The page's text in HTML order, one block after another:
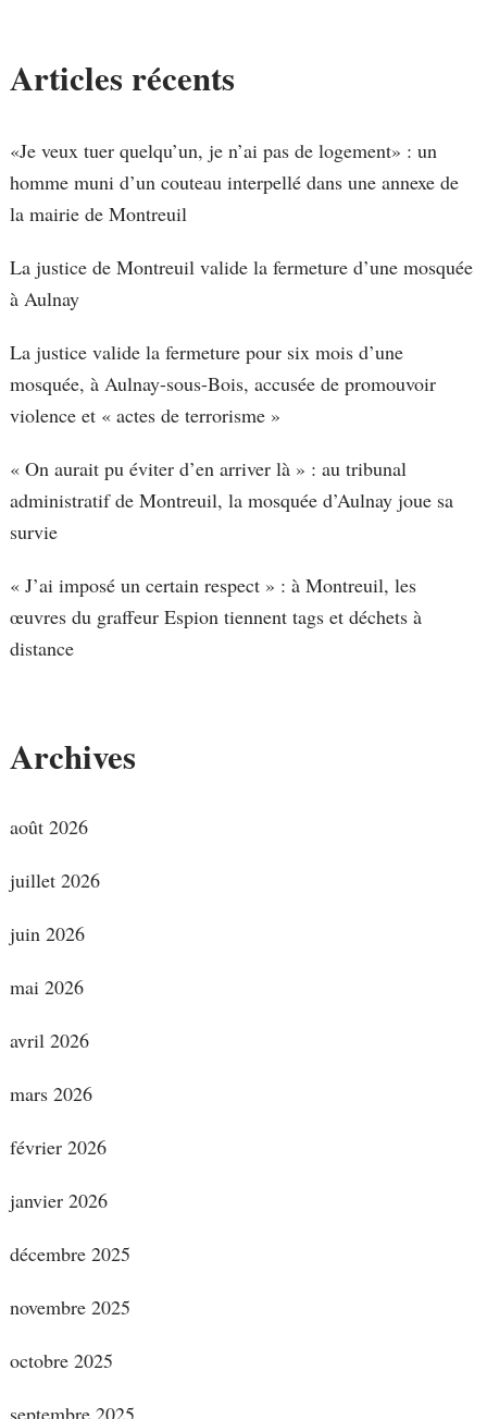
Articles récents
«Je veux tuer quelqu’un, je n’ai pas de logement» : un
homme muni d’un couteau interpellé dans une annexe de
la mairie de Montreuil
La justice de Montreuil valide la fermeture d’une mosquée
à Aulnay
La justice valide la fermeture pour six mois d’une
mosquée, à Aulnay-sous-Bois, accusée de promouvoir
violence et « actes de terrorisme »
« On aurait pu éviter d’en arriver là » : au tribunal
administratif de Montreuil, la mosquée d’Aulnay joue sa
survie
« J’ai imposé un certain respect » : à Montreuil, les
œuvres du graffeur Espion tiennent tags et déchets à
distance
Archives
août 2026
juillet 2026
juin 2026
mai 2026
avril 2026
mars 2026
février 2026
janvier 2026
décembre 2025
novembre 2025
octobre 2025
septembre 2025